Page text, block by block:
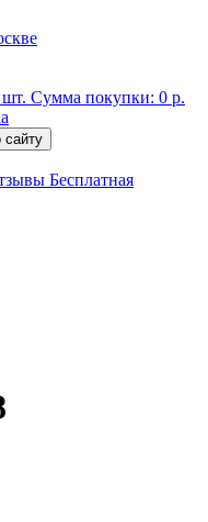
шт. Сумма покупки: 0 р.
Бесплатная